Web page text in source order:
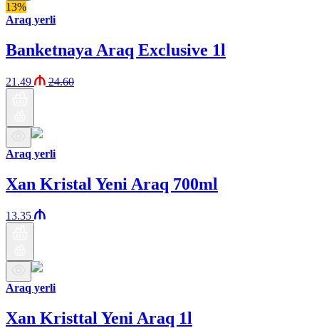
13%
Araq yerli
Banketnaya Araq Exclusive 1l
21.49 24.60
Araq yerli
Xan Kristal Yeni Araq 700ml
13.35
Araq yerli
Xan Kristtal Yeni Araq 1l